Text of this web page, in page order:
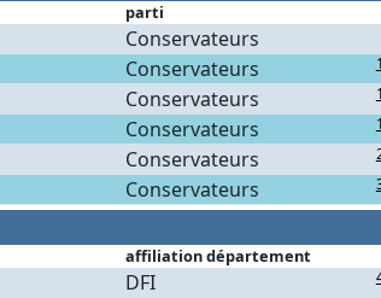
parti
Conservateurs
Conservateurs 1
Conservateurs 1
Conservateurs 1
Conservateurs
Conservateurs
affiliation département
DFI